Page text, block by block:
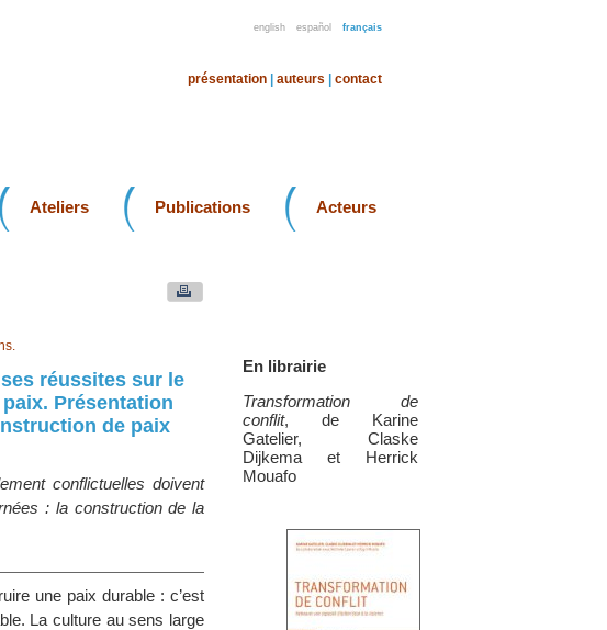
english español français
présentation auteurs contact
Ateliers Publications Acteurs
En librairie
Transformation de
conflit, de Karine
Gatelier, Claske
Dijkema et Herrick
Mouafo
réussites sur le
Présentation
de paix
conflictuelles doivent
: la construction de la
une paix durable : c’est
La culture au sens large